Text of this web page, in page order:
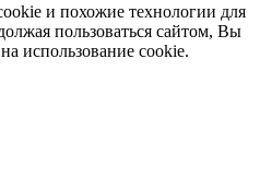
и похожие технологии для
пользоваться сайтом, Вы
использование cookie.